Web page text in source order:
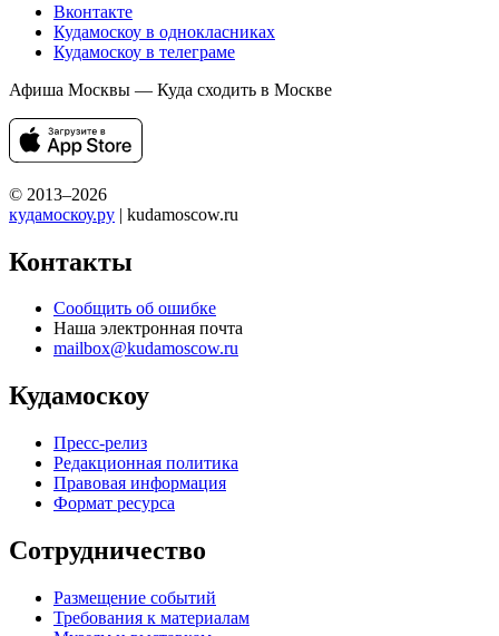
Вконтакте
Кудамоскоу в однокласниках
Кудамоскоу в телеграме
Афиша Москвы — Куда сходить в Москве
© 2013–2026
кудамоскоу.ру | kudamoscow.ru
Контакты
Сообщить об ошибке
Наша электронная почта
mailbox@kudamoscow.ru
Кудамоскоу
Пресс-релиз
Редакционная политика
Правовая информация
Формат ресурса
Сотрудничество
Размещение событий
Требования к материалам